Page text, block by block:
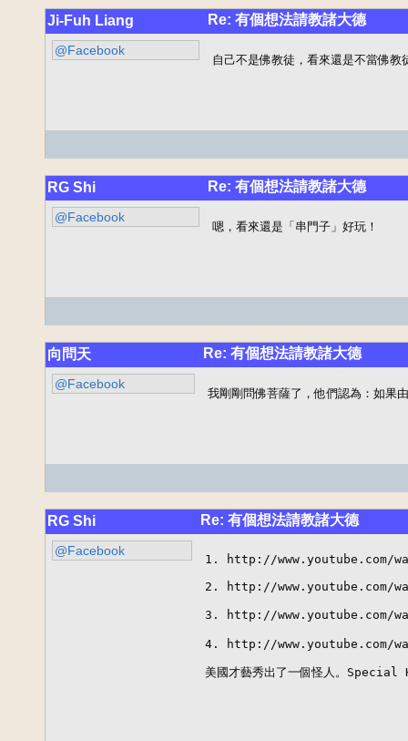
Ji-Fuh Liang Re: 有個想法請教諸大德
@Facebook
自己不是佛教徒，看來還是不當佛教
RG Shi Re: 有個想法請教諸大德
@Facebook
嗯，看來還是「串門子」好玩！
向問天 Re: 有個想法請教諸大德
@Facebook
我剛剛問佛菩薩了，他們認為：如果
RG Shi Re: 有個想法請教諸大德
@Facebook
1. http://www.youtube.com/
2. http://www.youtube.com/
3. http://www.youtube.com/
4. http://www.youtube.com/
美國才藝秀出了一個怪人。Special